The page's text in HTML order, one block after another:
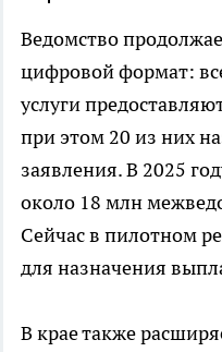
Ведомство
цифровой формат:
услуги
при этом 20 из них
заявления. В 2025
около 18 млн
Сейчас в пилотном
для назначения
В крае также